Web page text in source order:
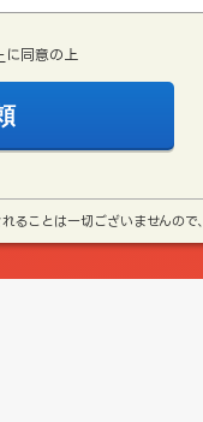
に同意の上
ることは一切ございませんの